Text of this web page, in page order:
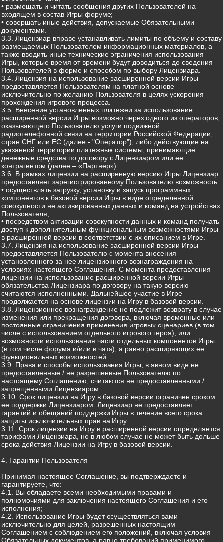
• размещать и читать сообщения других Пользователей на
входящем в состав Игры форуме;
• совершать иные действия, допускаемые Обязательными
документами.
3.3. Лицензиар вправе устанавливать лимиты по объему и составу
размещаемых Пользователем информационных материалов, а
также вводить иные технические ограничения использования
Игры, которые время от времени будут доводиться до сведения
Пользователей в форме и способом по выбору Лицензиара.
3.4. Лицензия на использование расширенной версии Игры
предоставляется Пользователям на платной основе
исключительно по желанию Пользователя в целях ускорения
прохождения игрового процесса.
3.5. Внесение установленных платежей за использование
расширенной версии Игры возможно через одного из операторов,
оказывающего Пользователю услуги подвижной
радиотелефонной связи на территории Российской Федерации,
стран СНГ или ЕС (далее - "Оператор"), либо действующие на
указанной территории платежные системы, принимающие
денежные средства по договору с Лицензиаром или ее
контрагентом (далее – «Партнер»).
3.6. В рамках лицензии на расширенную версию Игры Лицензиар
предоставляет зарегистрированному Пользователю возможность:
• осуществлять загрузку, установку и запуск программных
компонентов к базовой версии Игры в виде определенной
совокупности не активированных данных и команд на устройствах
Пользователя;
• посредством активации совокупности данных и команд получать
доступ к дополнительным функциональным возможностями Игры
в расширенной версии в соответствии с их описанием в Игре.
3.7. Лицензия на использование расширенной версии Игры
предоставляется Пользователю с момента внесения
установленного за нее лицензионного вознаграждения на
условиях настоящего Соглашения. С момента предоставления
лицензии на использование расширенной версии Игры
обязательства Лицензиара по договору на такую версию
считаются исполненными. Дальнейшее участие в Игре
продолжается на основе лицензии на Игру в базовой версии.
3.8. Лицензионное вознаграждение не подлежит возврату в случае
изменения или прекращения договора, включая временные или
постоянные ограничения применения игровых сценариев (в том
числе с использованием отдельного игрового героя), или
возможности использования части отдельных компонентов Игры
(в том числе форума и/или в чата), а равно расширяющих ее
функциональных возможностей.
3.9. Права и способы использования Игры, в явном виде не
предоставленные / не разрешенные Пользователю по
настоящему Соглашению, считаются не предоставленными /
запрещенными Лицензиаром.
3.10. Срок лицензии на Игру в базовой версии ограничен сроком
ее поддержки Лицензиаром. Лицензиар не предоставляет
гарантий и обещаний поддержки Игры в течение всего срока
защиты исключительных прав на Игру.
3.11. Срок лицензии на Игру в расширенной версии определяется
тарифами Лицензиара, но в любом случае не может быть дольше
срока действия Лицензии на Игру в базовой версии.
4. Гарантии Пользователя
Принимая настоящее Соглашение, вы подтверждаете и
гарантируете, что:
4.1. Вы обладаете всеми необходимыми правами и
полномочиями для заключения настоящего Соглашения и его
исполнения;
4.2. Использование Игры будет осуществляться вами
исключительно для целей, разрешенных настоящим
Соглашением с соблюдением его положений, включая условия
Обязательных документов, а равно требований применимого